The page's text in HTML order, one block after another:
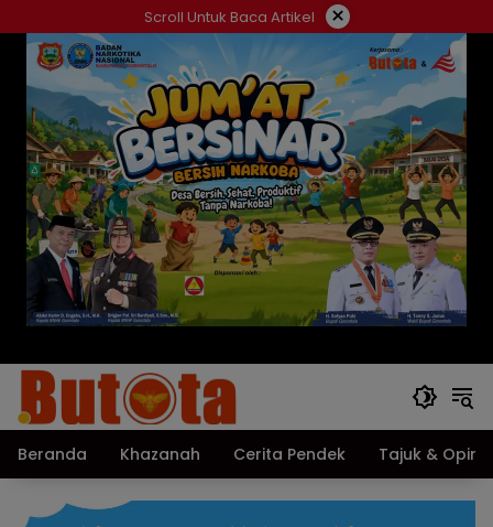
ke
konten
Scroll Untuk Baca Artikel ×
Beranda Khazanah Cerita Pendek Tajuk & Opini